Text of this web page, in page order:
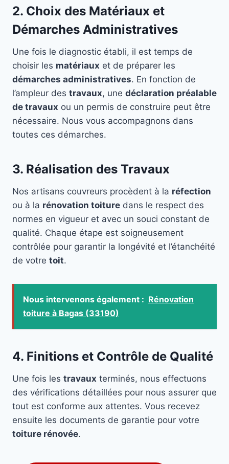
2. Choix des Matériaux et
Démarches Administratives
Une fois le diagnostic établi, il est temps de
choisir les matériaux et de préparer les
démarches administratives. En fonction de
l’ampleur des travaux, une déclaration préalable
de travaux ou un permis de construire peut être
nécessaire. Nous vous accompagnons dans
toutes ces démarches.
3. Réalisation des Travaux
Nos artisans couvreurs procèdent à la réfection
ou à la rénovation toiture dans le respect des
normes en vigueur et avec un souci constant de
qualité. Chaque étape est soigneusement
contrôlée pour garantir la longévité et l’étanchéité
de votre toit.
Nous intervenons également : Rénovation
toiture à Bagas (33190)
4. Finitions et Contrôle de Qualité
Une fois les travaux terminés, nous effectuons
des vérifications détaillées pour nous assurer que
tout est conforme aux attentes. Vous recevez
ensuite les documents de garantie pour votre
toiture rénovée.